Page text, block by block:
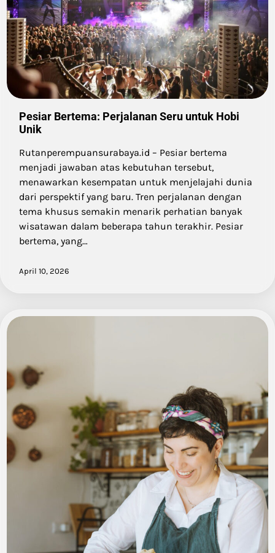
Pesiar Bertema: Perjalanan Seru untuk Hobi
Unik
Rutanperempuansurabaya.id – Pesiar bertema
menjadi jawaban atas kebutuhan tersebut,
menawarkan kesempatan untuk menjelajahi dunia
dari perspektif yang baru. Tren perjalanan dengan
tema khusus semakin menarik perhatian banyak
wisatawan dalam beberapa tahun terakhir. Pesiar
bertema, yang…
April 10, 2026